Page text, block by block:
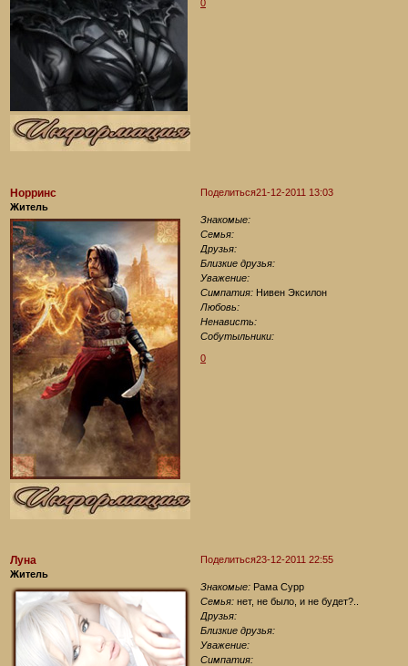
0
Поделиться21-12-2011 13:03
Норринс
Житель
Знакомые:
Семья:
Друзья:
Близкие друзья:
Уважение:
Симпатия: Нивен Эксилон
Любовь:
Ненависть:
Собутыльники:
0
Поделиться23-12-2011 22:55
Луна
Житель
Знакомые: Рама Сурр
Семья: нет, не было, и не будет?..
Друзья:
Близкие друзья:
Уважение:
Симпатия: